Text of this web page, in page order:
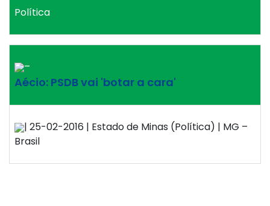
Política
–
Aécio: PSDB vai 'botar a cara'
| 25-02-2016 | Estado de Minas (Política) | MG –
Brasil